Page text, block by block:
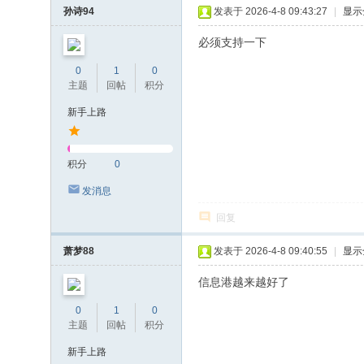
孙诗94
0
主题
1
回帖
0
积分
新手上路
积分 0
发消息
发表于 2026-4-8 09:43:27 显
必须支持一下
回复
萧梦88
0
主题
1
回帖
0
积分
新手上路
发表于 2026-4-8 09:40:55 显
信息港越来越好了